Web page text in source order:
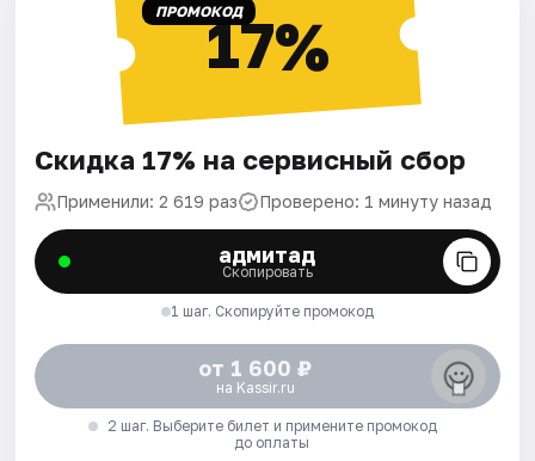
ПРОМОКОД17%
Скидка 17% на сервисный сбор
Применили: 2 619 раз Проверено: 1 минуту назад
адмитад
Скопировать
1 шаг. Скопируйте промокод
от 1 600 ₽
на Kassir.ru
2 шаг. Выберите билет и примените промокод
до оплаты